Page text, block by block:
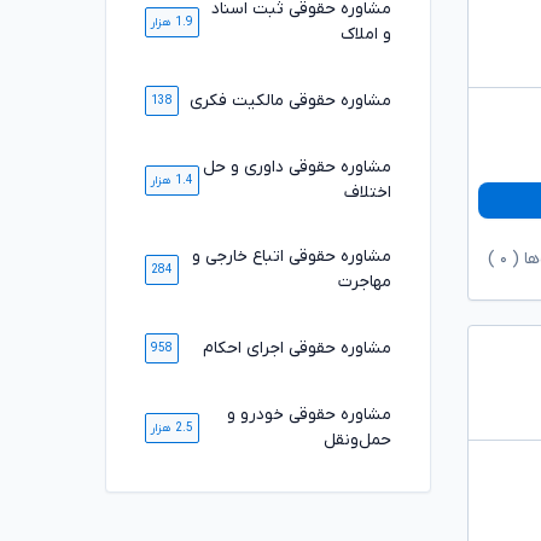
( ۰
مشاوره حقوقی ثبت اسناد
و املاک
1.9 هزار
مشاوره حقوقی مالکیت فکری 138
مشاوره حقوقی داوری و حل
اختلاف
1.4 هزار
مشاوره حقوقی اتباع خارجی و
مهاجرت
284
مشاوره حقوقی اجرای احکام 958
مشاوره حقوقی خودرو و
حمل‌ونقل
2.5 هزار